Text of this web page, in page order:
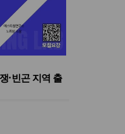
영혼의 양식 63]
왜 열매는 다를
에 억류됐던
복음은 전해
·빈곤 지역 출
열매는 다를
에 억류됐던